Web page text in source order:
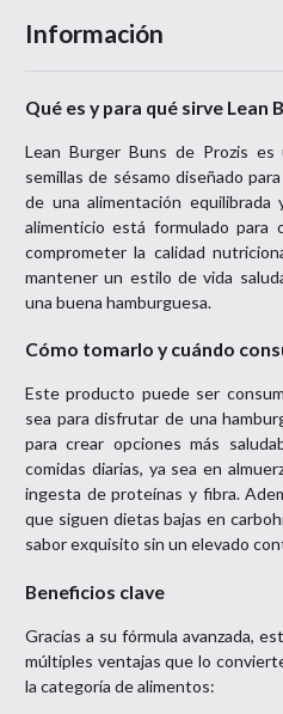
Información
Qué es y para qué sirve Lean
Lean Burger Buns de Prozis
semillas de sésamo diseñado
de una alimentación
alimenticio está formulado para
comprometer la calidad
mantener un estilo de vida
una buena hamburguesa.
Cómo tomarlo y cuándo
Este producto puede ser
sea para disfrutar de una
para crear opciones más
comidas diarias, ya sea en
ingesta de proteínas y fibra.
que siguen dietas bajas en
sabor exquisito sin un elevado
Beneficios clave
Gracias a su fórmula avanzada,
múltiples ventajas que lo
la categoría de alimentos: